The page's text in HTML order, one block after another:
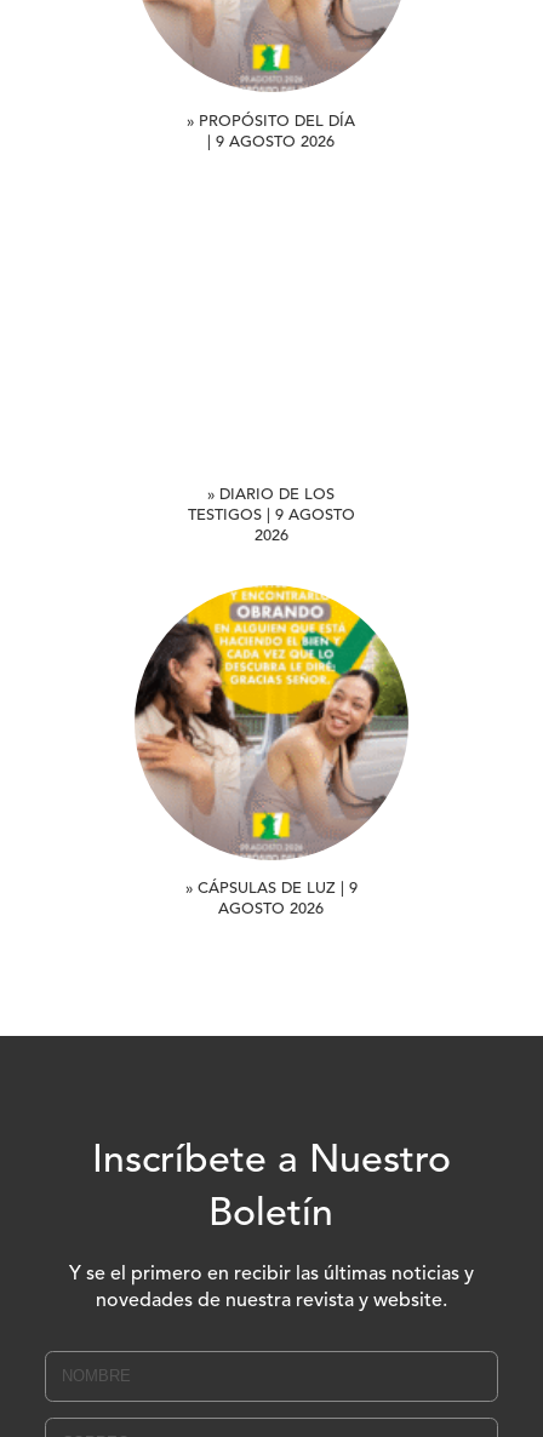
» PROPÓSITO DEL DÍA
| 9 AGOSTO 2026
» DIARIO DE LOS
TESTIGOS | 9 AGOSTO
2026
» CÁPSULAS DE LUZ | 9
AGOSTO 2026
Inscríbete a Nuestro
Boletín
Y se el primero en recibir las últimas noticias y
novedades de nuestra revista y website.